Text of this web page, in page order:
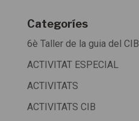
Categoríes
6è Taller de la guia del CIB
ACTIVITAT ESPECIAL
ACTIVITATS
ACTIVITATS CIB